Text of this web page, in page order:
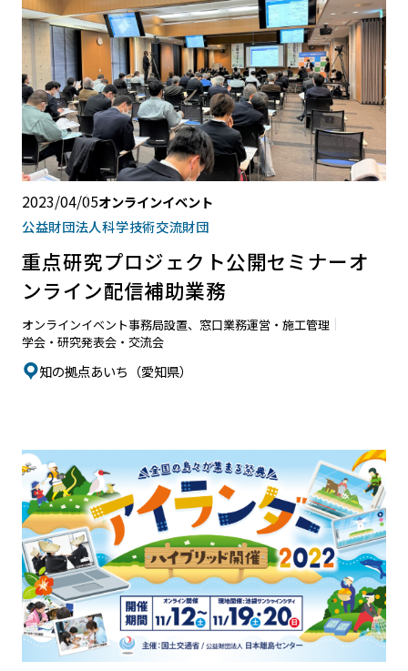
2023/04/05オンラインイベント
公益財団法人科学技術交流財団
重点研究プロジェクト公開セミナーオ
ンライン配信補助業務
オンラインイベント事務局設置、窓口業務運営・施工管理
学会・研究発表会・交流会
知の拠点あいち（愛知県）